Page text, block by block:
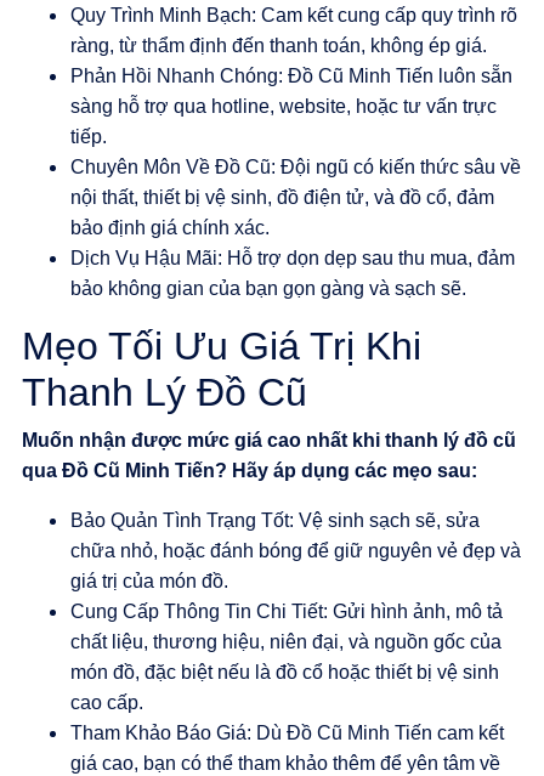
Quy Trình Minh Bạch: Cam kết cung cấp quy trình rõ
ràng, từ thẩm định đến thanh toán, không ép giá.
Phản Hồi Nhanh Chóng: Đồ Cũ Minh Tiến luôn sẵn
sàng hỗ trợ qua hotline, website, hoặc tư vấn trực
tiếp.
Chuyên Môn Về Đồ Cũ: Đội ngũ có kiến thức sâu về
nội thất, thiết bị vệ sinh, đồ điện tử, và đồ cổ, đảm
bảo định giá chính xác.
Dịch Vụ Hậu Mãi: Hỗ trợ dọn dẹp sau thu mua, đảm
bảo không gian của bạn gọn gàng và sạch sẽ.
Mẹo Tối Ưu Giá Trị Khi
Thanh Lý Đồ Cũ
Muốn nhận được mức giá cao nhất khi thanh lý đồ cũ
qua Đồ Cũ Minh Tiến? Hãy áp dụng các mẹo sau:
Bảo Quản Tình Trạng Tốt: Vệ sinh sạch sẽ, sửa
chữa nhỏ, hoặc đánh bóng để giữ nguyên vẻ đẹp và
giá trị của món đồ.
Cung Cấp Thông Tin Chi Tiết: Gửi hình ảnh, mô tả
chất liệu, thương hiệu, niên đại, và nguồn gốc của
món đồ, đặc biệt nếu là đồ cổ hoặc thiết bị vệ sinh
cao cấp.
Tham Khảo Báo Giá: Dù Đồ Cũ Minh Tiến cam kết
giá cao, bạn có thể tham khảo thêm để yên tâm về